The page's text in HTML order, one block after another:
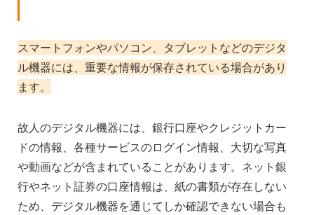
スマートフォンやパソコン、タブレットなどのデジタ
ル機器には、重要な情報が保存されている場合があり
ます。
故人のデジタル機器には、銀行口座やクレジットカー
ドの情報、各種サービスのログイン情報、大切な写真
や動画などが含まれていることがあります。ネット銀
行やネット証券の口座情報は、紙の書類が存在しない
ため、デジタル機器を通じてしか確認できない場合も